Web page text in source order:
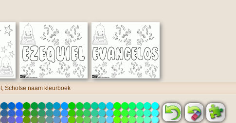
Schotse naam kleurboek